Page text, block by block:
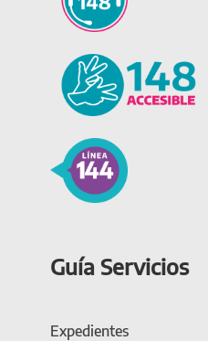
Guía Servicios
Expedientes